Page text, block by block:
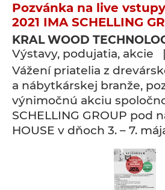
Pozvánka na live vstupy
2021 IMA SCHELLING
KRAL WOOD
Výstavy, podujatia, akcie
Vážení priatelia z
a nábytkárskej branže,
výnimočnú akciu
SCHELLING GROUP pod
HOUSE v dňoch 3. – 7.